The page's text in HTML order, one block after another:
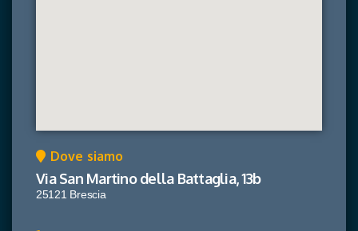
Dove siamo
Via San Martino della Battaglia, 13b
25121 Brescia